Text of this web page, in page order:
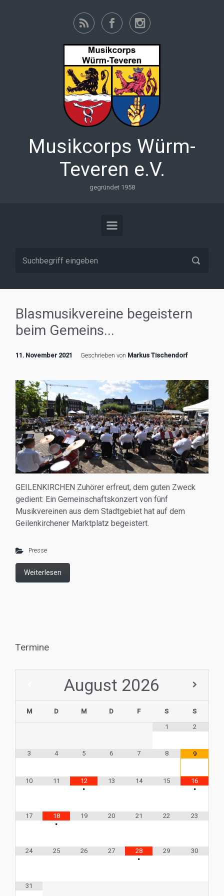
Zum Hauptinhalt springen
Musikcorps Würm-
Teveren e.V.
gegründet 1958
Blasmusikvereine begeistern
beim Gemeins...
11. November 2021 Geschrieben von Markus Tischendorf
GEILENKIRCHEN Zuhörer erfreut, dem guten Zweck
gedient: Ein Gemeinschaftskonzert von fünf
Musikvereinen aus dem Stadtgebiet hat auf dem
Geilenkirchener Marktplatz begeistert.
Presse
Weiterlesen
Termine
August 2026
M D M D F S S
1 2
3 4 5 6 7 8 9
10 11
12
•
13 14 15
16
•
17
18
•
19 20 21 22 23
24 25 26 27
28
•
29 30
31